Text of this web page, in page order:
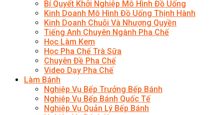
Bí Quyết Khởi Nghiệp Mô Hình Đồ Uống
Kinh Doanh Mô Hình Đồ Uống Thịnh Hành
Kinh Doanh Chuỗi Và Nhượng Quyền
Tiếng Anh Chuyên Ngành Pha Chế
Học Làm Kem
Học Pha Chế Trà Sữa
Chuyên Đề Pha Chế
Video Dạy Pha Chế
Làm Bánh
Nghiệp Vụ Bếp Trưởng Bếp Bánh
Nghiệp Vụ Bếp Bánh Quốc Tế
Nghiệp Vụ Quản Lý Bếp Bánh